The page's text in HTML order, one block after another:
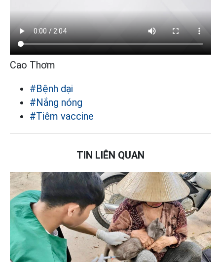
Cao Thơm
#Bệnh dại
#Nắng nóng
#Tiêm vaccine
TIN LIÊN QUAN